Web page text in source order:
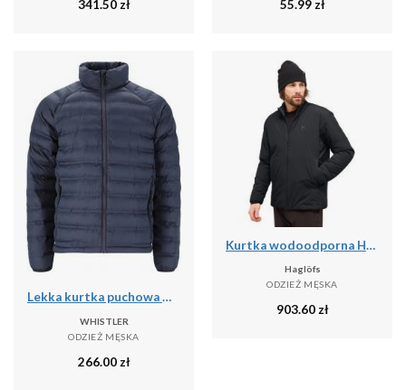
341.50zł 55.99zł
Lekka kurtka puchowa Whistler Froze
WHISTLER
ODZIEŻ MĘSKA
266.00 zł
Kurtka wodoodporna Haglöfs Mimic Alert
Haglöfs
ODZIEŻ MĘSKA
903.60zł